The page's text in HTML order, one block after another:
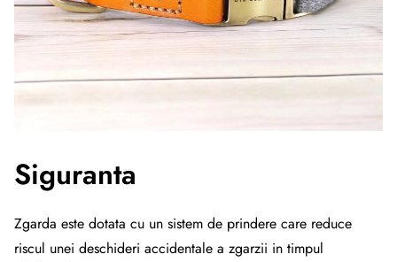
Siguranta
Zgarda este dotata cu un sistem de prindere care reduce
riscul unei deschideri accidentale a zgarzii in timpul